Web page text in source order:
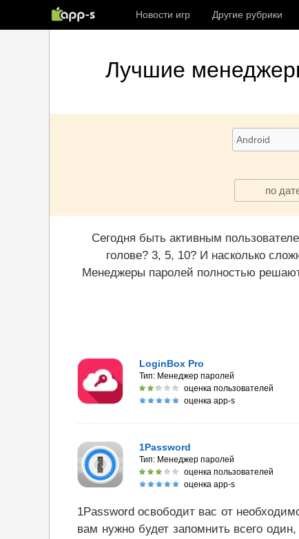
Новости игр Другие рубрики
Лучшие
по
Сегодня быть активным
голове? 3, 5, 10? И насколько
Менеджеры паролей полностью решают
LoginBox Pro
Тип: Менеджер паролей
оценка пользователей
оценка app-s
1Password
Тип: Менеджер паролей
оценка пользователей
оценка app-s
1Password освободит вас от
вам нужно будет запомнить всего